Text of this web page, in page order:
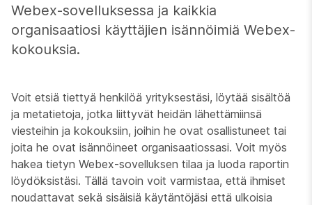
Webex-sovelluksessa ja kaikkia
organisaatiosi käyttäjien isännöimiä Webex-
kokouksia.
Voit etsiä tiettyä henkilöä yrityksestäsi, löytää sisältöä
ja metatietoja, jotka liittyvät heidän lähettämiinsä
viesteihin ja kokouksiin, joihin he ovat osallistuneet tai
joita he ovat isännöineet organisaatiossasi. Voit myös
hakea tietyn Webex-sovelluksen tilaa ja luoda raportin
löydöksistäsi. Tällä tavoin voit varmistaa, että ihmiset
noudattavat sekä sisäisiä käytäntöjäsi että ulkoisia